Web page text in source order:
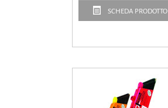
SCHEDA PRODOTTO